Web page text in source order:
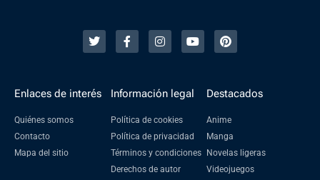
Enlaces de interés
Quiénes somos
Contacto
Mapa del sitio
Información legal
Política de cookies
Política de privacidad
Términos y condiciones
Derechos de autor
Destacados
Anime
Manga
Novelas ligeras
Videojuegos